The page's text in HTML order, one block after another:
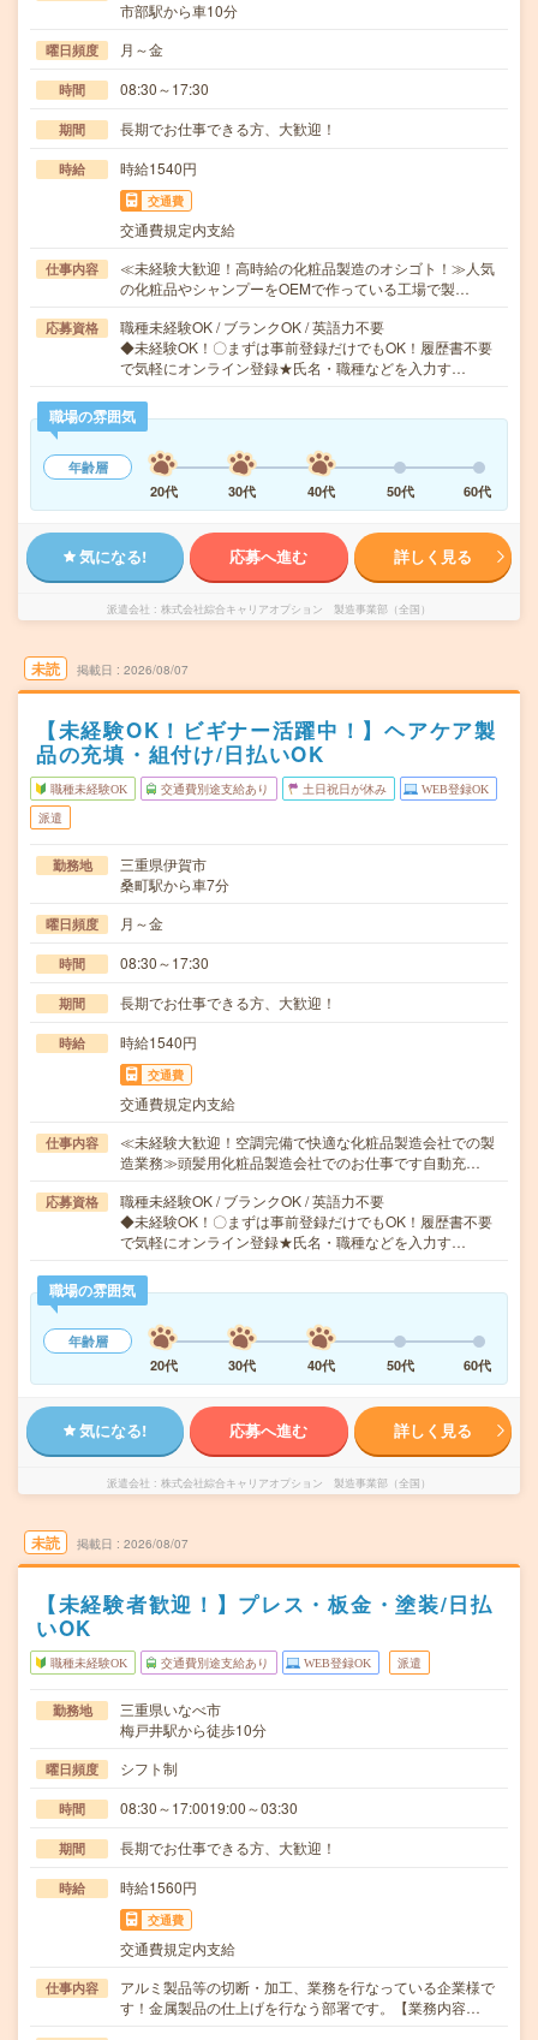
市部駅から車10分
曜日頻度 月～金
時間 08:30～17:30
期間 長期でお仕事できる方、大歓迎！
時給 時給1540円
交通費
交通費規定内支給
仕事内容
≪未経験大歓迎！高時給の化粧品製造のオシゴト！≫人気
の化粧品やシャンプーをOEMで作っている工場で製…
応募資格
職種未経験OK / ブランクOK / 英語力不要
◆未経験OK！〇まずは事前登録だけでもOK！履歴書不要
で気軽にオンライン登録★氏名・職種などを入力す…
職場の雰囲気
年齢層
20代
30代 40代 50代 60代
気になる! 応募へ進む 詳しく見る
派遣会社 株式会社綜合キャリアオプション 製造事業部（全国）
未読 掲載日 2026/08/07
【未経験OK！ビギナー活躍中！】ヘアケア製
品の充填・組付け/日払いOK
職種未経験OK 交通費別途支給あり 土日祝日が休み WEB登録OK
派遣
勤務地
三重県伊賀市
桑町駅から車7分
曜日頻度 月～金
時間 08:30～17:30
期間 長期でお仕事できる方、大歓迎！
時給 時給1540円
交通費
交通費規定内支給
仕事内容
≪未経験大歓迎！空調完備で快適な化粧品製造会社での製
造業務≫頭髪用化粧品製造会社でのお仕事です自動充…
応募資格
職種未経験OK / ブランクOK / 英語力不要
◆未経験OK！〇まずは事前登録だけでもOK！履歴書不要
で気軽にオンライン登録★氏名・職種などを入力す…
職場の雰囲気
年齢層
20代
30代 40代 50代 60代
気になる! 応募へ進む 詳しく見る
派遣会社 株式会社綜合キャリアオプション 製造事業部（全国）
未読 掲載日 2026/08/07
【未経験者歓迎！】プレス・板金・塗装/日払
いOK
職種未経験OK 交通費別途支給あり WEB登録OK 派遣
勤務地
三重県いなべ市
梅戸井駅から徒歩10分
曜日頻度 シフト制
時間 08:30～17:0019:00～03:30
期間 長期でお仕事できる方、大歓迎！
時給 時給1560円
交通費
交通費規定内支給
仕事内容
アルミ製品等の切断・加工、業務を行なっている企業様で
す！金属製品の仕上げを行なう部署です。【業務内容…